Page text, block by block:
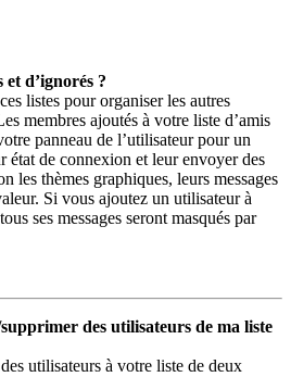
et d’ignorés ?
listes pour organiser les autres
membres ajoutés à votre liste d’amis
panneau de l’utilisateur pour un
état de connexion et leur envoyer des
les thèmes graphiques, leurs messages
Si vous ajoutez un utilisateur à
ses messages seront masqués par
des utilisateurs de ma liste
utilisateurs à votre liste de deux